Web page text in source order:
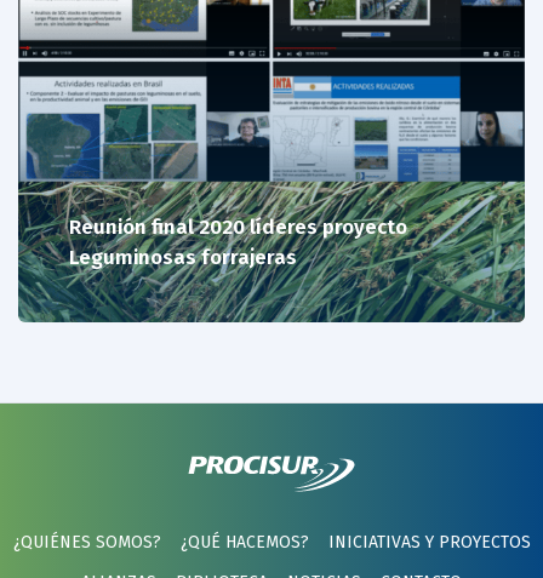
Reunión final 2020 líderes proyecto
Leguminosas forrajeras
¿QUIÉNES SOMOS? ¿QUÉ HACEMOS?
INICIATIVAS Y PROYECTOS